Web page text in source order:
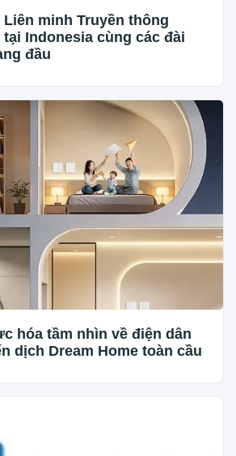
minh Truyền thông
tại Indonesia cùng các đài
đầu
hóa tầm nhìn về điện dân
dịch Dream Home toàn cầu